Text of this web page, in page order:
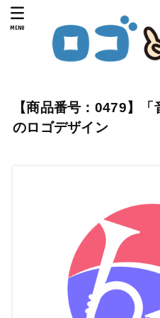
MENU
【商品番号：0479】「
のロゴデザイン